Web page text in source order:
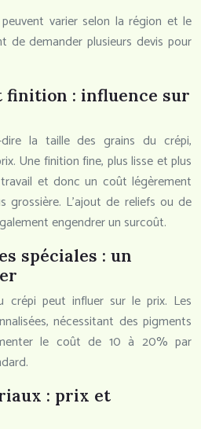
varier selon la région et le
de demander plusieurs devis pour
finition : influence sur
dire la taille des grains du crépi,
Une finition fine, plus lisse et plus
et donc un coût légèrement
grossière. L’ajout de reliefs ou de
engendrer un surcoût.
spéciales : un
peut influer sur le prix. Les
nécessitant des pigments
le coût de 10 à 20% par
: prix et